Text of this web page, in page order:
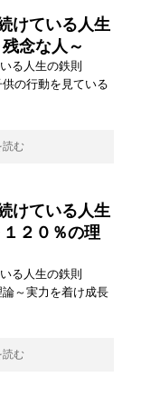
けている人生
念な人～
る人生の鉄則
の行動を見ている
読む
けている人生
２０％の理
る人生の鉄則
～実力を着け成長
読む